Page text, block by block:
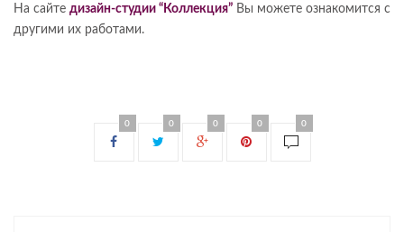
На сайте дизайн-студии “Коллекция” Вы можете ознакомится с
другими их работами.
0 0 0 0 0